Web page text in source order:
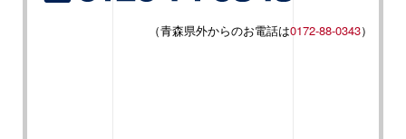
（青森県外からのお電話は0172-88-0343）